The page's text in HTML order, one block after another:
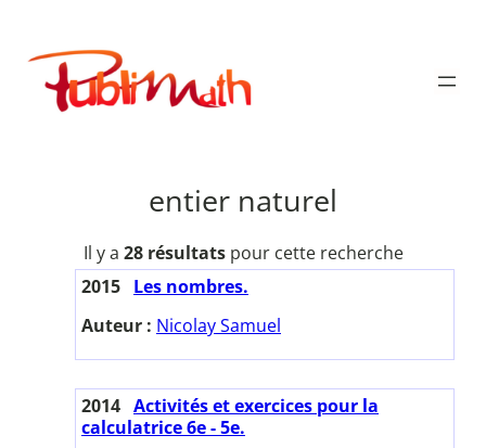
contenu
Publimath
entier naturel
Il y a 28 résultatspour cette recherche
2015 Les nombres.
Auteur : Nicolay Samuel
2014 Activités et exercices pour la
calculatrice 6e - 5e.